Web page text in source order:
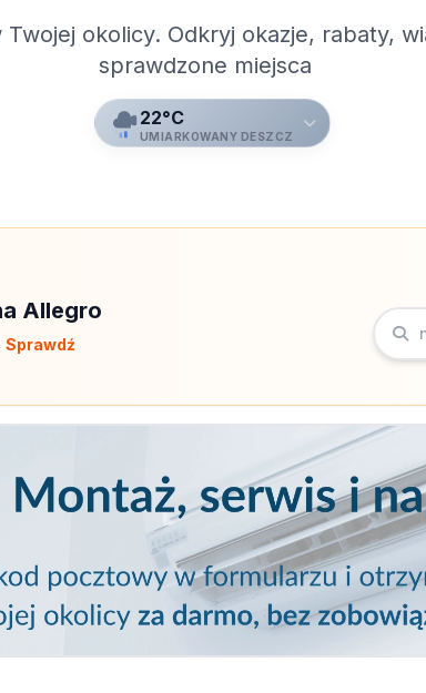
Twojej okolicy. Odkryj okazje, rabaty,
sprawdzone miejsca
22°C
UMIARKOWANY DESZCZ
Allegro
Sprawdź